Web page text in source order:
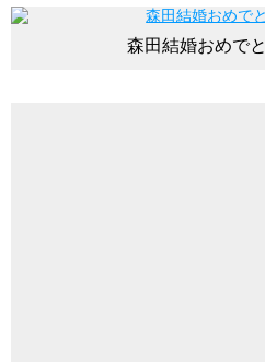
森田結婚おめで